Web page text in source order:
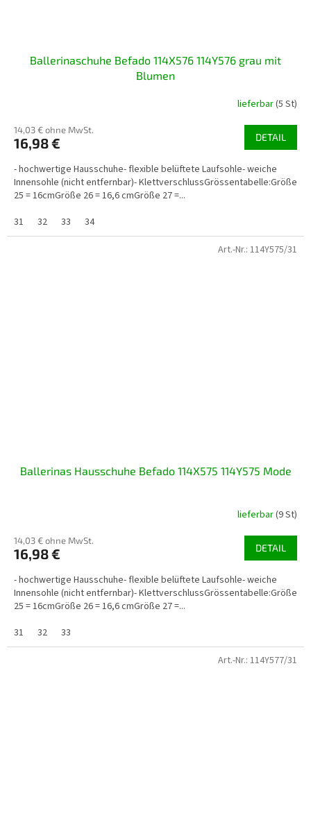
Ballerinaschuhe Befado 114X576 114Y576 grau mit
Blumen
lieferbar(5 St)
14,03 € ohne MwSt.
16,98 € DETAIL
- hochwertige Hausschuhe- flexible belüftete Laufsohle- weiche
Innensohle (nicht entfernbar)- KlettverschlussGrössentabelle:Größe
25 = 16cmGröße 26 = 16,6 cmGröße 27 =...
31
32 33 34
Ballerinas Hausschuhe Befado 114X575 114Y575 Mode
lieferbar(9 St)
14,03 € ohne MwSt.
16,98 € DETAIL
- hochwertige Hausschuhe- flexible belüftete Laufsohle- weiche
Innensohle (nicht entfernbar)- KlettverschlussGrössentabelle:Größe
25 = 16cmGröße 26 = 16,6 cmGröße 27 =...
31
32 33
Art.-Nr.: 114Y575/31
Art.-Nr.: 114Y577/31